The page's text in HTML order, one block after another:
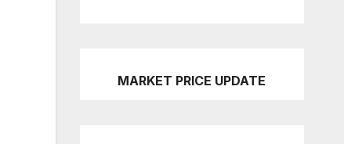
MARKET PRICE UPDATE